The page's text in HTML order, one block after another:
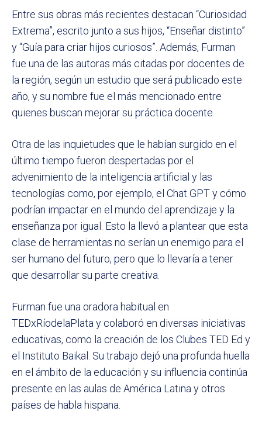
Entre sus obras más recientes destacan “Curiosidad
Extrema”, escrito junto a sus hijos, “Enseñar distinto”
y “Guía para criar hijos curiosos”. Además, Furman
fue una de las autoras más citadas por docentes de
la región, según un estudio que será publicado este
año, y su nombre fue el más mencionado entre
quienes buscan mejorar su práctica docente.
Otra de las inquietudes que le habían surgido en el
último tiempo fueron despertadas por el
advenimiento de la inteligencia artificial y las
tecnologías como, por ejemplo, el Chat GPT y cómo
podrían impactar en el mundo del aprendizaje y la
enseñanza por igual. Esto la llevó a plantear que esta
clase de herramientas no serían un enemigo para el
ser humano del futuro, pero que lo llevaría a tener
que desarrollar su parte creativa.
Furman fue una oradora habitual en
TEDxRíodelaPlata y colaboró en diversas iniciativas
educativas, como la creación de los Clubes TED Ed y
el Instituto Baikal. Su trabajo dejó una profunda huella
en el ámbito de la educación y su influencia continúa
presente en las aulas de América Latina y otros
países de habla hispana.